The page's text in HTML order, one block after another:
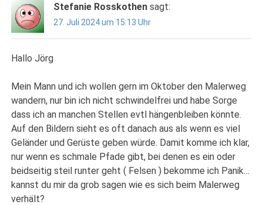
Stefanie Rosskothen sagt:
27. Juli 2024 um 15:13 Uhr
Hallo Jörg
Mein Mann und ich wollen gern im Oktober den Malerweg
wandern, nur bin ich nicht schwindelfrei und habe Sorge
dass ich an manchen Stellen evtl hängenbleiben könnte.
Auf den Bildern sieht es oft danach aus als wenn es viel
Geländer und Gerüste geben würde. Damit komme ich klar,
nur wenn es schmale Pfade gibt, bei denen es ein oder
beidseitig steil runter geht ( Felsen ) bekomme ich Panik…
kannst du mir da grob sagen wie es sich beim Malerweg
verhält?